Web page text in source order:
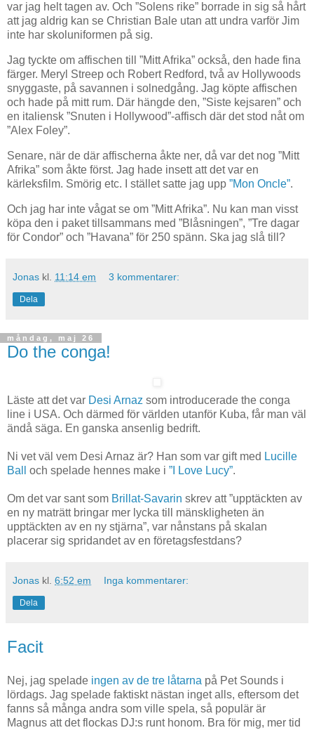
var jag helt tagen av. Och ”Solens rike” borrade in sig så hårt
att jag aldrig kan se Christian Bale utan att undra varför Jim
inte har skoluniformen på sig.
Jag tyckte om affischen till ”Mitt Afrika” också, den hade fina
färger. Meryl Streep och Robert Redford, två av Hollywoods
snyggaste, på savannen i solnedgång. Jag köpte affischen
och hade på mitt rum. Där hängde den, ”Siste kejsaren” och
en italiensk ”Snuten i Hollywood”-affisch där det stod nåt om
”Alex Foley”.
Senare, när de där affischerna åkte ner, då var det nog ”Mitt
Afrika” som åkte först. Jag hade insett att det var en
kärleksfilm. Smörig etc. I stället satte jag upp ”Mon Oncle”.
Och jag har inte vågat se om ”Mitt Afrika”. Nu kan man visst
köpa den i paket tillsammans med ”Blåsningen”, ”Tre dagar
för Condor” och ”Havana” för 250 spänn. Ska jag slå till?
Jonas kl. 11:14 em 3 kommentarer:
Dela
måndag, maj 26
Do the conga!
Läste att det var Desi Arnaz som introducerade the conga
line i USA. Och därmed för världen utanför Kuba, får man väl
ändå säga. En ganska ansenlig bedrift.
Ni vet väl vem Desi Arnaz är? Han som var gift med Lucille
Ball
och spelade hennes make i ”I Love Lucy”.
Om det var sant som Brillat-Savarin skrev att ”upptäckten av
en ny maträtt bringar mer lycka till mänskligheten än
upptäckten av en ny stjärna”, var nånstans på skalan
placerar sig spridandet av en företagsfestdans?
Jonas kl. 6:52 em Inga kommentarer:
Dela
Facit
Nej, jag spelade ingen av de tre låtarna på Pet Sounds i
lördags. Jag spelade faktiskt nästan inget alls, eftersom det
fanns så många andra som ville spela, så populär är
Magnus att det flockas DJ:s runt honom. Bra för mig, mer tid